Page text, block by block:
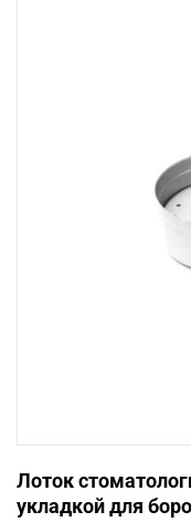
Лоток
укладкой для